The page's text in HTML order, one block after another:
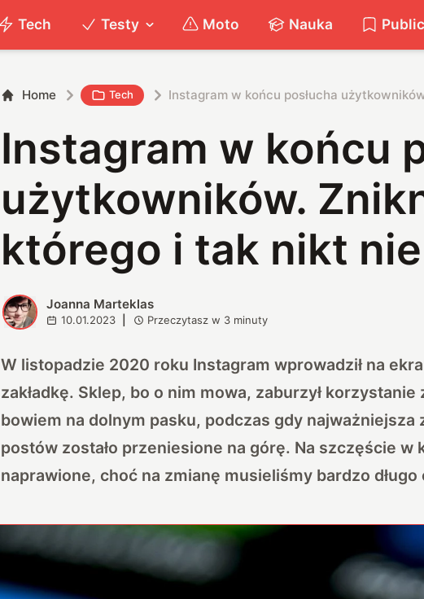
Tech Testy Moto Nauka
Home Tech Instagram w końcu posłucha
Instagram w końcu
użytkowników.
którego i tak nikt nie
J Joanna Marteklas
10.01.2023 Przeczytasz w 3 minuty
W listopadzie 2020 roku Instagram wprowadził na
zakładkę. Sklep, bo o nim mowa, zaburzył korzystanie
bowiem na dolnym pasku, podczas gdy najważniejsza
postów zostało przeniesione na górę. Na szczęście w
naprawione, choć na zmianę musieliśmy bardzo długo